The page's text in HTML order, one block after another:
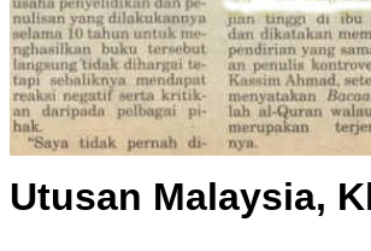
Utusan Malaysia,